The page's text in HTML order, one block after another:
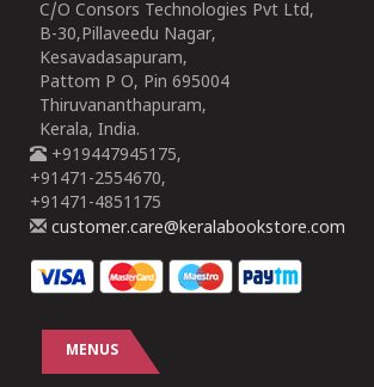
C/O Consors Technologies Pvt Ltd,
B-30,Pillaveedu Nagar,
Kesavadasapuram,
Pattom P O, Pin 695004
Thiruvananthapuram,
Kerala, India.
+919447945175,
+91471-2554670,
+91471-4851175
customer.care@keralabookstore.com
MENUS